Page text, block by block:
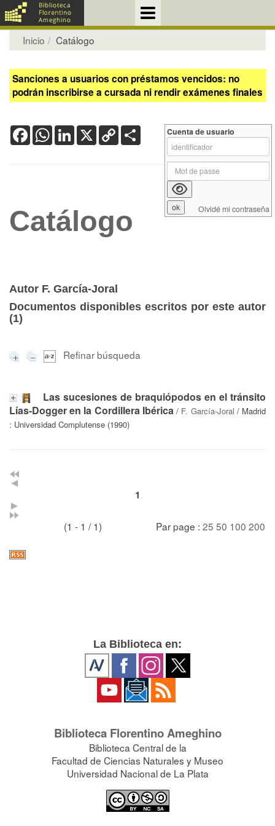
Inicio Catálogo
Sanciones a usuarios con préstamos vencidos: no
podrán inscribirse a cursada ni rendir exámenes finales
FacebookWhatsApp
LinkedIn
X Copy
Link
Catálogo
Autor F. García-Joral
Documentos disponibles escritos por este autor
(1)
Refinar búsqueda
Las sucesiones de braquiópodos en el tránsito
Lías-Dogger en la Cordillera Ibérica/ F. García-Joral / Madrid
: Universidad Complutense (1990)
1
(1 - 1 / 1) Par page : 25 50 100 200
Cuenta de usuario
Olvidé mi contraseña
La Biblioteca en:
Biblioteca Florentino Ameghino
Biblioteca Central de la
Facultad de Ciencias Naturales y Museo
Universidad Nacional de La Plata